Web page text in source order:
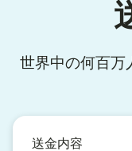
世界中の何百万
送金内容